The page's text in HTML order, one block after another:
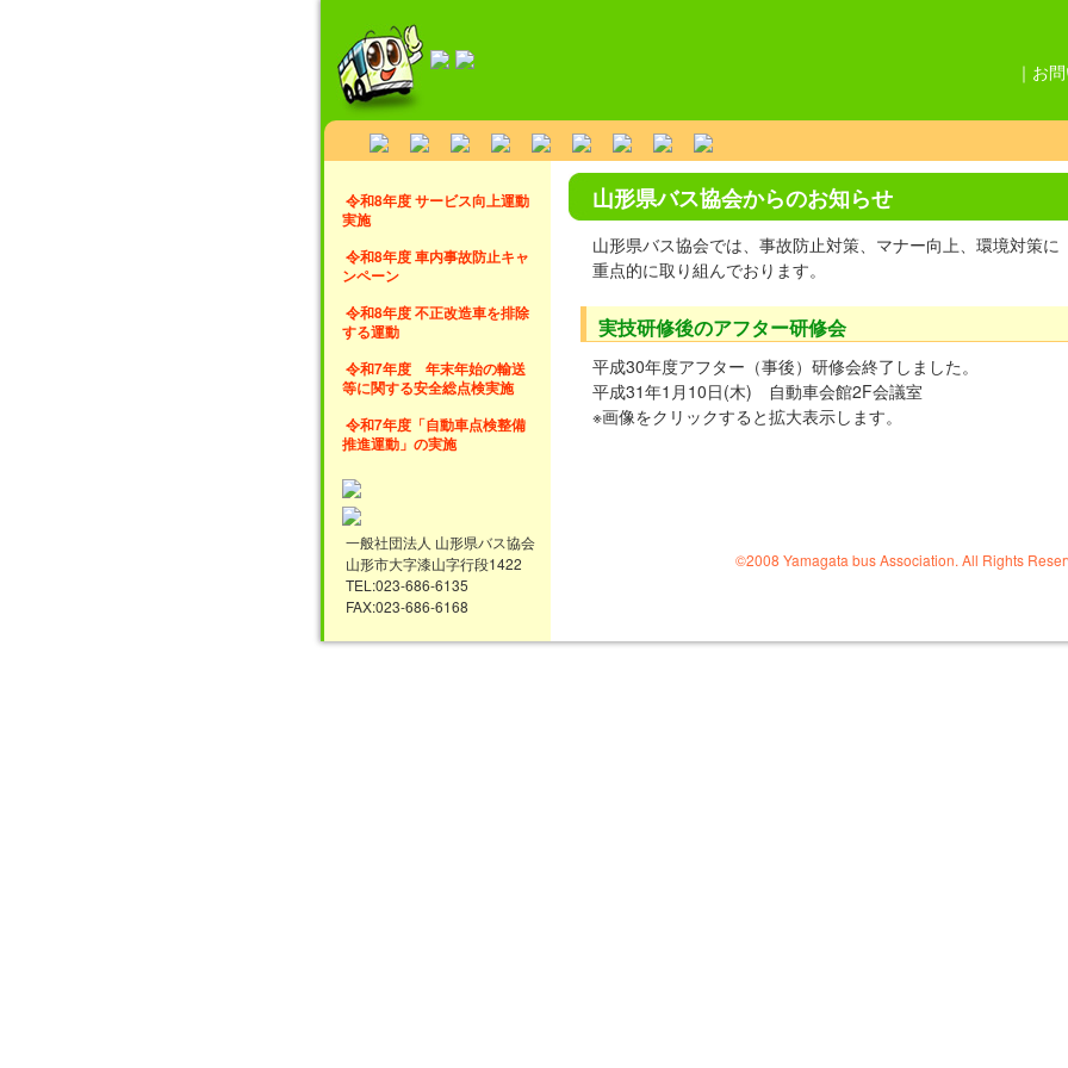
｜ お
令和8年度 サービス向上運動
実施
令和8年度 車内事故防止キャ
ンペーン
令和8年度 不正改造車を排除
する運動
令和7年度 年末年始の輸送
等に関する安全総点検実施
令和7年度「自動車点検整備
推進運動」の実施
一般社団法人 山形県バス協会
山形市大字漆山字行段1422
TEL:023-686-6135
FAX:023-686-6168
山形県バス協会からのお知らせ
山形県バス協会では、事故防止対策、マナー向上、環境対策に
重点的に取り組んでおります。
実技研修後のアフター研修会
平成30年度アフター（事後）研修会終了しました。
平成31年1月10日(木) 自動車会館2F会議室
※画像をクリックすると拡大表示します。
©2008 Yamagata bus Association. All Rights